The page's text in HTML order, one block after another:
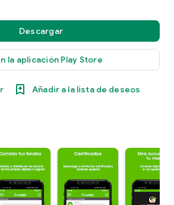
Descargar
la aplicación Play Store
Añadir a la lista de deseos